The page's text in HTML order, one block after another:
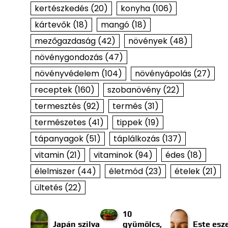
kertészkedés(20) konyha(106)
kártevők(18) mangó(18)
mezőgazdaság(42) növények(48)
növénygondozás(47)
növényvédelem(104) növényápolás(27)
receptek(160) szobanövény(22)
termesztés(92) termés(31)
természetes(41) tippek(19)
tápanyagok(51) táplálkozás(137)
vitamin(21) vitaminok(94) édes(18)
élelmiszer(44) életmód(23) ételek(21)
ültetés(22)
Japán szilva
10
gyümölcs,
Este